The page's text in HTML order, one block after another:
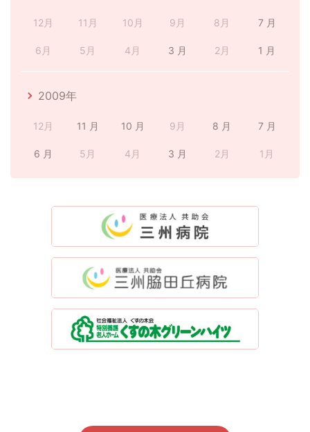
12月 11月 10月 9月 8月 7 月
6月 5月 4月 3 月 2月 1 月
2009年
12月 11 月 10 月 9月 8 月 7 月
6 月 5月 4月 3 月 2月 1月